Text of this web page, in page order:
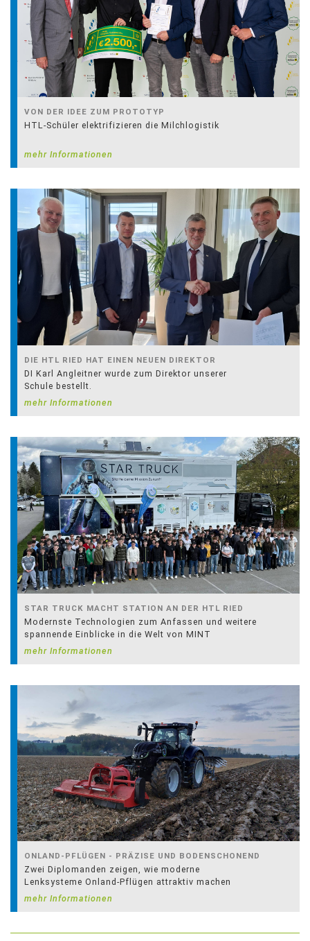
VON DER IDEE ZUM PROTOTYP
HTL-Schüler elektrifizieren die Milchlogistik
mehr Informationen
DIE HTL RIED HAT EINEN NEUEN DIREKTOR
DI Karl Angleitner wurde zum Direktor unserer
Schule bestellt.
mehr Informationen
STAR TRUCK MACHT STATION AN DER HTL RIED
Modernste Technologien zum Anfassen und weitere
spannende Einblicke in die Welt von MINT
mehr Informationen
ONLAND-PFLÜGEN - PRÄZISE UND BODENSCHONEND
Zwei Diplomanden zeigen, wie moderne
Lenksysteme Onland-Pflügen attraktiv machen
mehr Informationen